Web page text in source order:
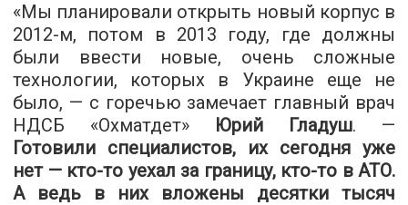
«Мы планировали открыть новый корпус в
2012-м, потом в 2013 году, где должны
были ввести новые, очень сложные
технологии, которых в Украине еще не
было, — с горечью замечает главный врач
НДСБ «Охматдет» Юрий Гладуш. —
Готовили специалистов, их сегодня уже
нет — кто-то уехал за границу, кто-то в АТО.
А ведь в них вложены десятки тысяч